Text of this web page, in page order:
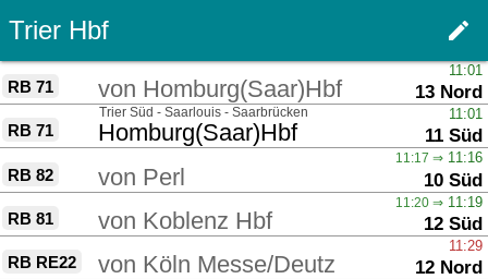
Trier Hbf edit
RB 71 von
Homburg(Saar)Hbf
11:01
Gleis
13 Nord
über
RB 71 nach
Homburg(Saar)Hbf
11:01
Gleis
11 Süd
über
Trier Süd - Saarlouis - Saarbrücken
RB 82 von
Perl
11:17 ⇒ 11:16
Gleis
10 Süd
RB 81 von
Koblenz Hbf
11:20 ⇒ 11:19
Gleis
12 Süd
RB RE22 von
Köln Messe/Deutz
11:29
Gleis
12 Nord